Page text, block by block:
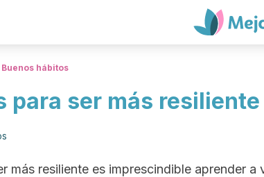
Buenos hábitos
para ser más resiliente
más resiliente es imprescindible aprender a